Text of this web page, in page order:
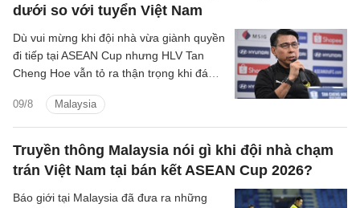
dưới so với tuyển Việt Nam
09/8 Malaysia
Dù vui mừng khi đội nhà vừa giành quyền
đi tiếp tại ASEAN Cup nhưng HLV Tan
Cheng Hoe vẫn tỏ ra thận trọng khi đánh
Việt Nam.
Truyền thông Malaysia nói gì khi đội nhà chạm
trán Việt Nam tại bán kết ASEAN Cup 2026?
Báo giới tại Malaysia đã đưa ra những